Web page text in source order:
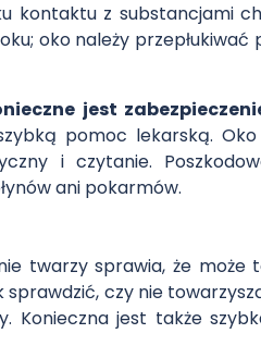
kontaktu z substancjami
oko należy przepłukiwać
jest
pomoc lekarską.
i czytanie.
ani pokarmów.
twarzy sprawia, że może
czy nie
Konieczna jest także